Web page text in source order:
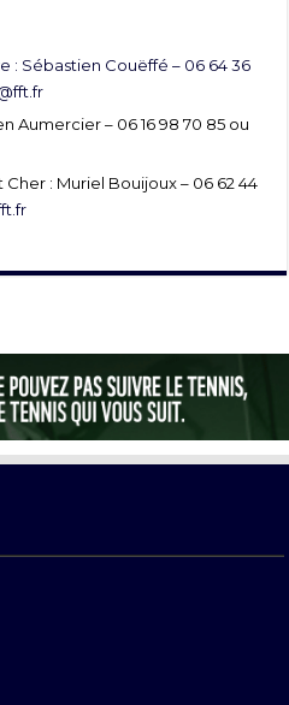
: Sébastien Couëffé – 06 64 36
Aumercier – 06 16 98 70 85 ou
: Muriel Bouijoux – 06 62 44